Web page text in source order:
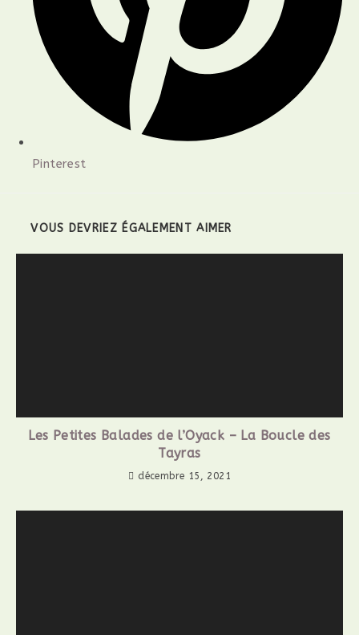
Pinterest
VOUS DEVRIEZ ÉGALEMENT AIMER
Les Petites Balades de l’Oyack – La Boucle des
Tayras
décembre 15, 2021